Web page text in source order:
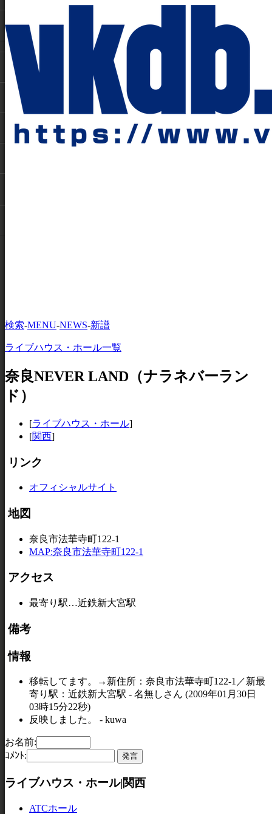
検索-MENU-NEWS-新譜
ライブハウス・ホール一覧
奈良NEVER LAND（ナラネバーラン
ド）
[ライブハウス・ホール]
[関西]
リンク
オフィシャルサイト
地図
奈良市法華寺町122-1
MAP:奈良市法華寺町122-1
アクセス
最寄り駅…近鉄新大宮駅
備考
情報
移転してます。→新住所：奈良市法華寺町122-1／新最
寄り駅：近鉄新大宮駅 - 名無しさん (2009年01月30日
03時15分22秒)
反映しました。 - kuwa
お名前:
ｺﾒﾝﾄ:
ライブハウス・ホール|関西
ATCホール